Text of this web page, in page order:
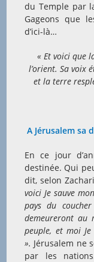
du Temple par
Gageons que
d’ici-là…
« Et voici que
l’orient. Sa voix
et la terre
A Jérusalem sa
En ce jour
destinée. Qui
dit, selon
voici Je sauve
pays du
demeureront au
peuple, et moi
». Jérusalem ne
par les